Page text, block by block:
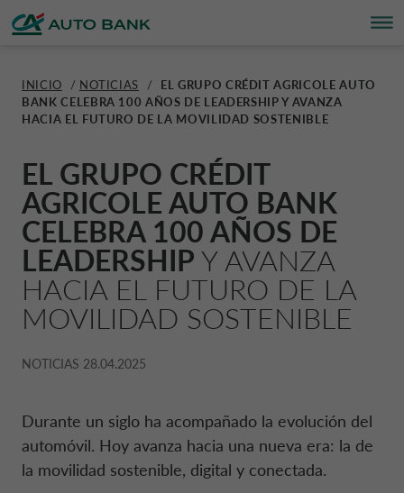
PARTICULARES PARTICULARES
EASY PLAN
PLAN CLASSIC
EASY PAY
50 & 50
EMPRESAS
EMPRESAS
EASY LEASE
LEASING
MOBILITY BY DRIVALIA
SEGUROS Y SERVICIOS
SEGUROS Y SERVICIOS
PROTEGE TU VEHÍCULO
GARANTÍA Y MANTENIMIENTO
SEGURIDAD Y PROTECCIÓN
OFERTAS DE FINANCIACIÓN
DRIVALIA
QUIÉNES SOMOS
QUIÉNES SOMOS
LÍNEAS DE NEGOCIO
PARTNERS
TRABAJA CON NOSOTROS
SOSTENIBILIDAD
ESG
PROYECTOS RSC
PLAN DE SOSTENIBILIDAD
CONTÁCTANOS
CONTÁCTANOS
PREGUNTAS FRECUENTES
MY CA AUTO BANK
REGÍSTRATE
ACCEDER
ESPAÑA CA AUTO BANK
CORPORATE CA AUTO BANK
CORPORATE DRIVALIA
DRIVALIA MOBILITY STORE
BÉLGICA CA AUTO BANK
INICIO / NOTICIAS /
EL GRUPO CRÉDIT AGRICOLE AUTO
BANK CELEBRA 100 AÑOS DE LEADERSHIP Y AVANZA
HACIA EL FUTURO DE LA MOVILIDAD SOSTENIBLE
EL GRUPO CRÉDIT
AGRICOLE AUTO BANK
CELEBRA 100 AÑOS DE
LEADERSHIP Y AVANZA
HACIA EL FUTURO DE LA
MOVILIDAD SOSTENIBLE
NOTICIAS 28.04.2025
Durante un siglo ha acompañado la evolución del
automóvil. Hoy avanza hacia una nueva era: la de
la movilidad sostenible, digital y conectada.